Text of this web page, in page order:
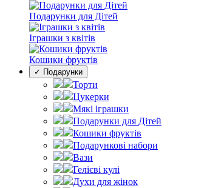
Подарунки для Дітей
Іграшки з квітів
Кошики фруктів
✓ Подарунки
Торти
Цукерки
Мякі іграшки
Подарунки для Дітей
Кошики фруктів
Подарункові набори
Вази
Гелієві кулі
Духи для жінок